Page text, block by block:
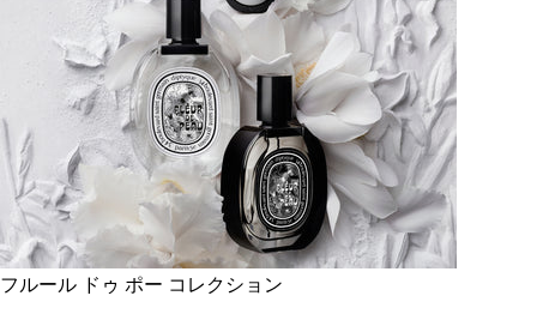
フルール ドゥ ポー コレクション